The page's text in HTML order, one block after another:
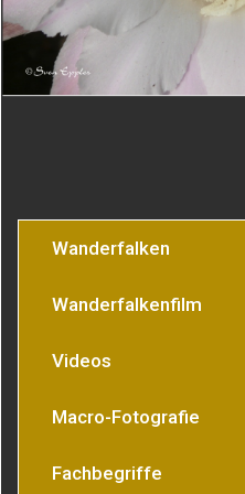
Schwebfliege
Wanderfalken
Wanderfalkenfilm
Videos
Macro-Fotografie
Fachbegriffe